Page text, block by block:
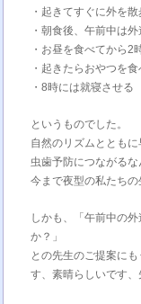
・起きてすぐに外を散
・朝食後、午前中は
・お昼を食べてから2
・起きたらおやつを
・8時には就寝させる
というものでした。
自然のリズムととも
虫歯予防につながるな
今まで夜型の私たちの
しかも、「午前中の
か？」
との先生のご提案に
す、素晴らしいです、